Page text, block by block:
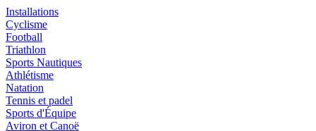
Installations
Cyclisme
Football
Triathlon
Sports Nautiques
Athlétisme
Natation
Tennis et padel
Sports d'Équipe
Aviron et Canoë